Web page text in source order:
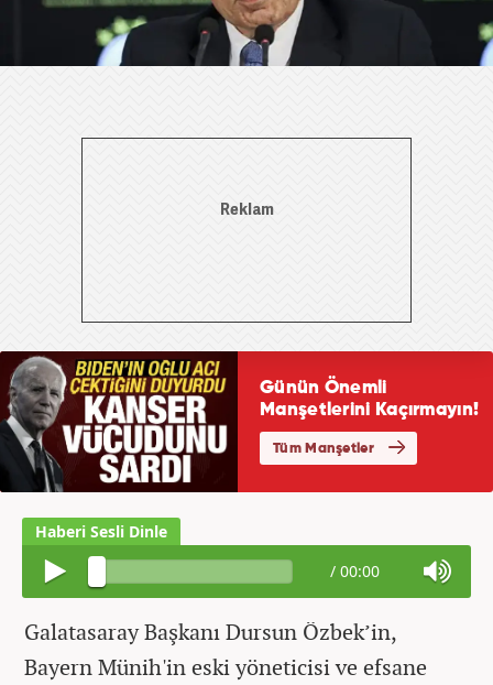
/ 00:00
Galatasaray Başkanı Dursun Özbek’in,
Bayern Münih'in eski yöneticisi ve efsane